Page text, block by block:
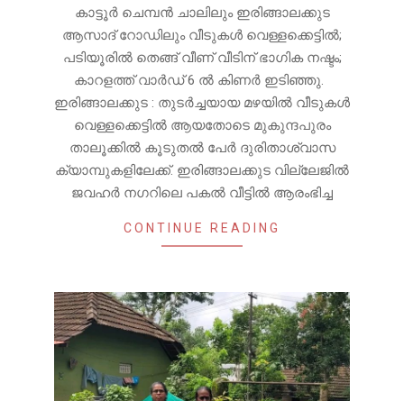
കാട്ടൂർ ചെമ്പൻ ചാലിലും ഇരിങ്ങാലക്കുട
ആസാദ് റോഡിലും വീടുകൾ വെള്ളക്കെട്ടിൽ;
പടിയൂരിൽ തെങ്ങ് വീണ് വീടിന് ഭാഗിക നഷ്ടം;
കാറളത്ത് വാർഡ് 6 ൽ കിണർ ഇടിഞ്ഞു.
ഇരിങ്ങാലക്കുട : തുടർച്ചയായ മഴയിൽ വീടുകൾ
വെള്ളക്കെട്ടിൽ ആയതോടെ മുകുന്ദപുരം
താലൂക്കിൽ കൂടുതൽ പേർ ദുരിതാശ്വാസ
ക്യാമ്പുകളിലേക്ക്. ഇരിങ്ങാലക്കുട വില്ലേജിൽ
ജവഹർ നഗറിലെ പകൽ വീട്ടിൽ ആരംഭിച്ച
CONTINUE READING